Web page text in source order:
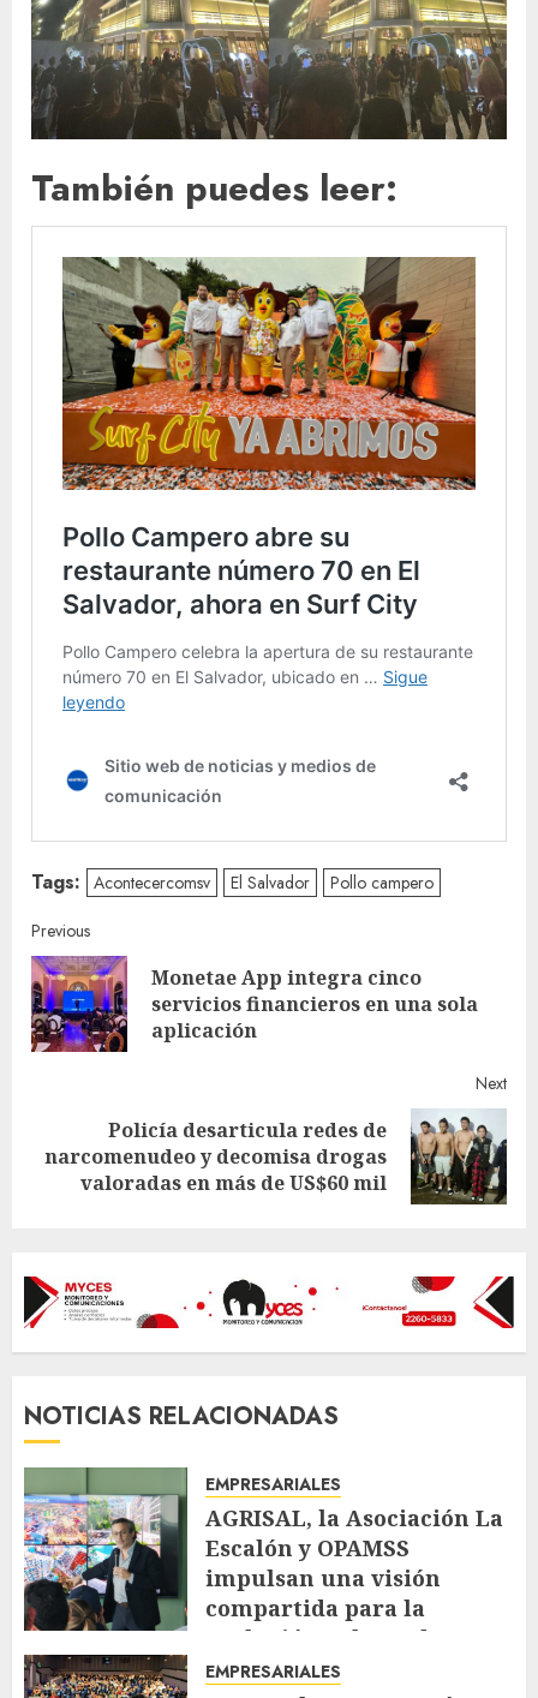
También puedes leer:
Tags: Acontecercomsv El Salvador Pollo campero
Continue
Reading
Previous
Monetae App integra cinco
servicios financieros en una sola
aplicación
Next
Next
Policía desarticula redes de
narcomenudeo y decomisa drogas
valoradas en más de US$60 mil
NOTICIAS RELACIONADAS
EMPRESARIALES
AGRISAL, la Asociación La
Escalón y OPAMSS
impulsan una visión
compartida para la
evolución urbana de La
Escalón
EMPRESARIALES